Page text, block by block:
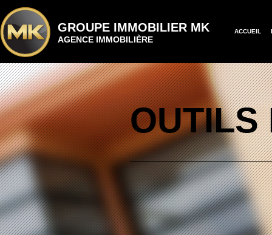
GROUPE IMMOBILIER MK
AGENCE IMMOBILIÈRE
ACCUEIL
OUTILS